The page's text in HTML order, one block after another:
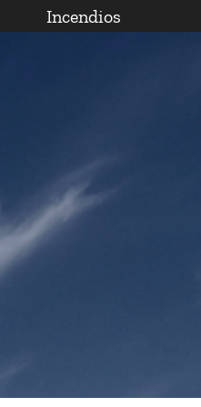
Incendios